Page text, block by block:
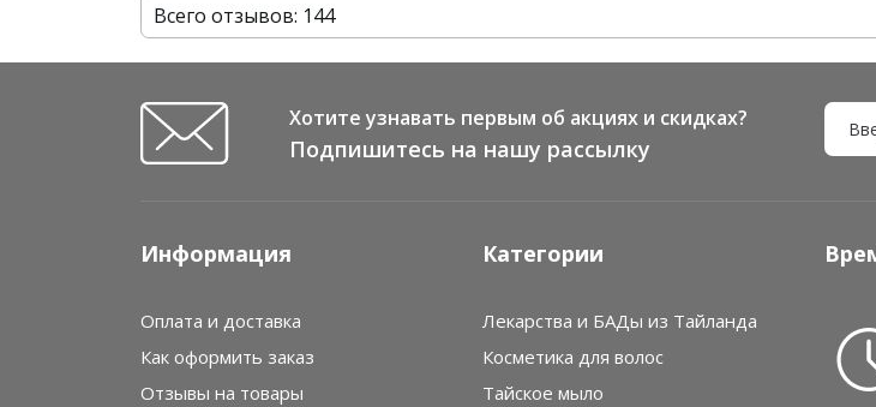
Всего отзывов: 144
Хотите узнавать первым об акциях и скидках?
Подпишитесь на нашу рассылку
Информация
Оплата и доставка
Как оформить заказ
Отзывы на товары
Категории
Лекарства и БАДы из Тайланда
Косметика для волос
Тайское мыло